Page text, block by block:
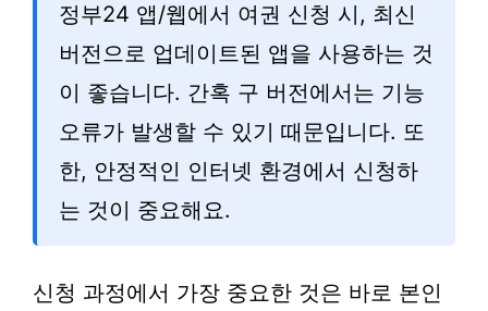
정부24 앱/웹에서 여권 신청 시, 최신
버전으로 업데이트된 앱을 사용하는 것
이 좋습니다. 간혹 구 버전에서는 기능
오류가 발생할 수 있기 때문입니다. 또
한, 안정적인 인터넷 환경에서 신청하
는 것이 중요해요.
신청 과정에서 가장 중요한 것은 바로 본인